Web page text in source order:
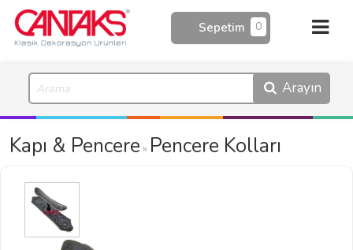
0
Sepetim
Arayın
Kapı & Pencere » Pencere Kolları